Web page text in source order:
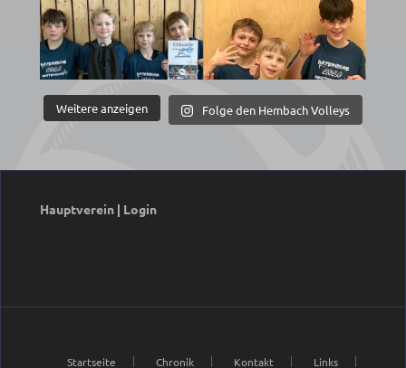
Weitere anzeigen Folge den Hembach Volleys
Hauptverein | Login
Startseite Chronik Kontakt Links